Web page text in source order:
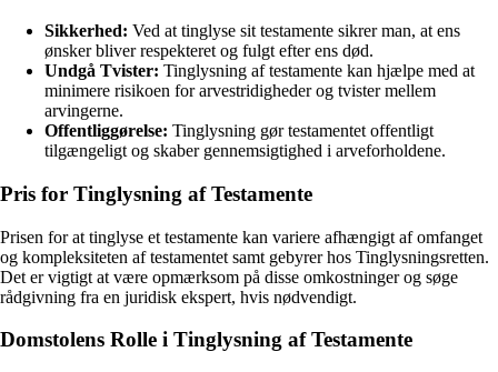
Sikkerhed: Ved at tinglyse sit testamente sikrer man, at ens
ønsker bliver respekteret og fulgt efter ens død.
Undgå Tvister: Tinglysning af testamente kan hjælpe med at
minimere risikoen for arvestridigheder og tvister mellem
arvingerne.
Offentliggørelse: Tinglysning gør testamentet offentligt
tilgængeligt og skaber gennemsigtighed i arveforholdene.
Pris for Tinglysning af Testamente
Prisen for at tinglyse et testamente kan variere afhængigt af omfanget
og kompleksiteten af testamentet samt gebyrer hos Tinglysningsretten.
Det er vigtigt at være opmærksom på disse omkostninger og søge
rådgivning fra en juridisk ekspert, hvis nødvendigt.
Domstolens Rolle i Tinglysning af Testamente